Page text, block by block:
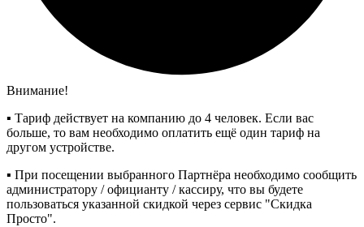
Внимание!
▪︎ Тариф действует на компанию до 4 человек. Если вас
больше, то вам необходимо оплатить ещё один тариф на
другом устройстве.
▪︎ При посещении выбранного Партнёра необходимо сообщить
администратору / официанту / кассиру, что вы будете
пользоваться указанной скидкой через сервис "Скидка
Просто".